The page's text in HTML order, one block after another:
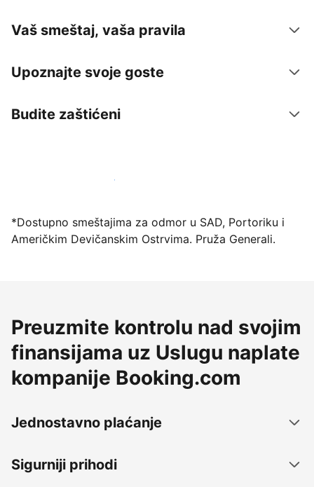
Vaš smeštaj, vaša pravila
Upoznajte svoje goste
Budite zaštićeni
Registrujte svoj objekat već danas
*Dostupno smeštajima za odmor u SAD, Portoriku i
Američkim Devičanskim Ostrvima. Pruža Generali.
Preuzmite kontrolu nad svojim
finansijama uz Uslugu naplate
kompanije Booking.com
Jednostavno plaćanje
Sigurniji prihodi